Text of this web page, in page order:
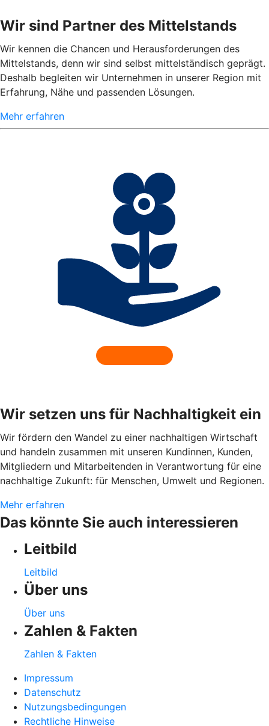
Wir sind Partner des Mittelstands
Wir kennen die Chancen und Herausforderungen des
Mittelstands, denn wir sind selbst mittelständisch geprägt.
Deshalb begleiten wir Unternehmen in unserer Region mit
Erfahrung, Nähe und passenden Lösungen.
Mehr erfahren
Wir setzen uns für Nachhaltigkeit ein
Wir fördern den Wandel zu einer nachhaltigen Wirtschaft
und handeln zusammen mit unseren Kundinnen, Kunden,
Mitgliedern und Mitarbeitenden in Verantwortung für eine
nachhaltige Zukunft: für Menschen, Umwelt und Regionen.
Mehr erfahren
Das könnte Sie auch interessieren
Leitbild
Leitbild
Über uns
Über uns
Zahlen & Fakten
Zahlen & Fakten
Impressum
Datenschutz
Nutzungsbedingungen
Rechtliche Hinweise